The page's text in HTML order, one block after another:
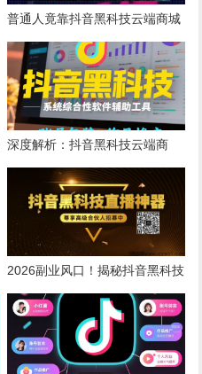
普通人竟靠抖音黑科技云端商城
在互联网浪潮中绝地求生
深度解析：抖音黑科技云端商
城，解决你90%的流量难题！
2026副业风口！揭秘抖音黑科技
云端商城快手涨粉直播间挂铁点
赞软件赚钱秘籍！招募合伙人！